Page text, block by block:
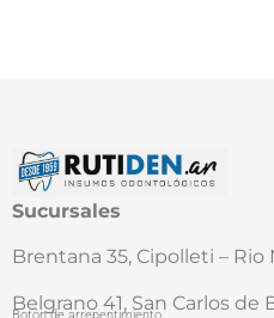
Sucursales
Brentana 35, Cipolleti – Rio
Belgrano 41, San Carlos de